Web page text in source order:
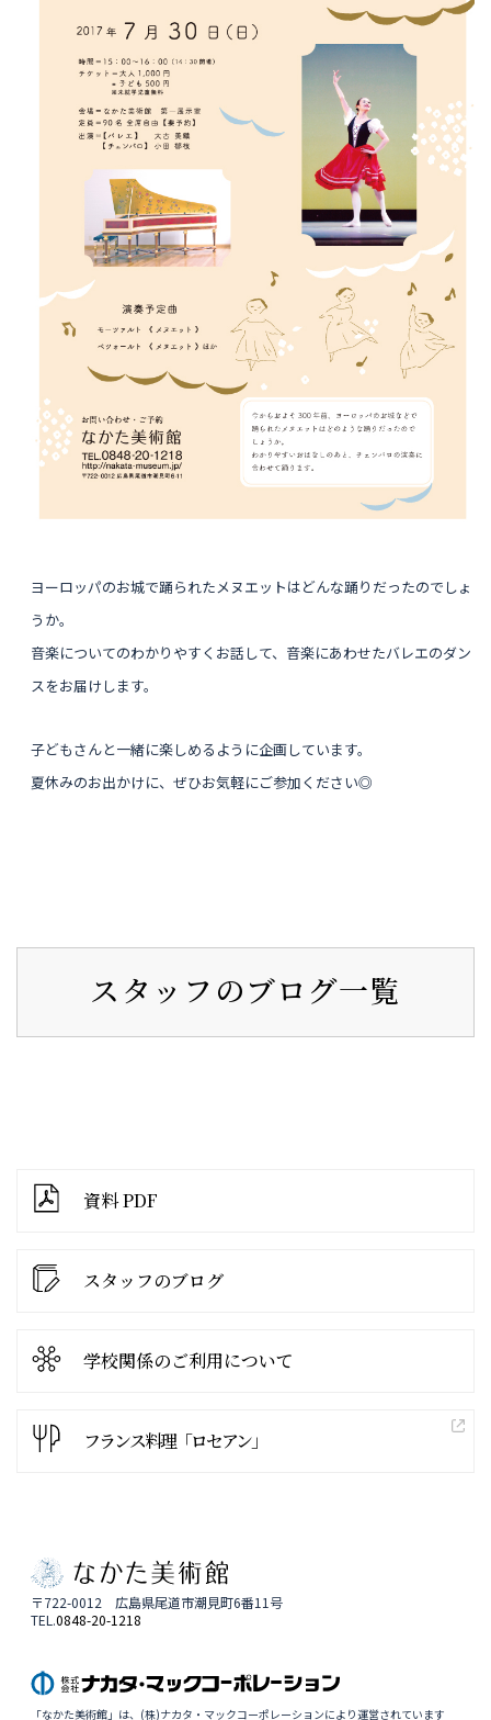
ヨーロッパのお城で踊られたメヌエットはどんな踊りだったのでしょ
うか。
音楽についてのわかりやすくお話して、音楽にあわせたバレエのダン
スをお届けします。
子どもさんと一緒に楽しめるように企画しています。
夏休みのお出かけに、ぜひお気軽にご参加ください◎
スタッフのブログ一覧
資料 PDF
スタッフのブログ
学校関係のご利用について
フランス料理「ロセアン」
〒722-0012 広島県尾道市潮見町6番11号
TEL.0848-20-1218
「なかた美術館」は、(株)ナカタ・マックコーポレーションにより運営されています